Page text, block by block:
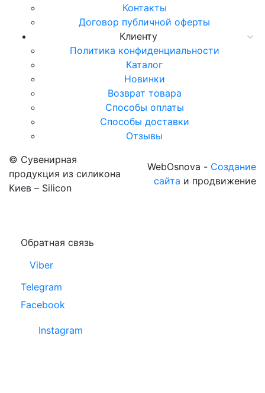
Контакты
Договор публичной оферты
Клиенту
Политика конфиденциальности
Каталог
Новинки
Возврат товара
Способы оплаты
Способы доставки
Отзывы
© Сувенирная
продукция из силикона
Киев – Silicon
WebOsnova - Создание
сайта и продвижение
Обратная связь
Viber
Telegram
Facebook
Instagram